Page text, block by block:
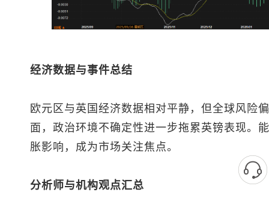
经济数据与事件总结
欧元区与英国经济数据相对平静，但全球风险
面，政治环境不确定性进一步拖累英镑表现。
胀影响，成为市场关注焦点。
分析师与机构观点汇总